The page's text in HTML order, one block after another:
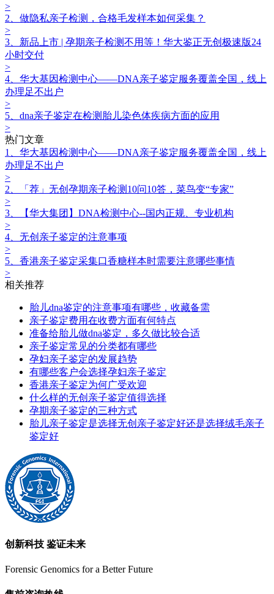
>
2、做隐私亲子检测，合格毛发样本如何采集？
>
3、新品上市 | 孕期亲子检测不用等！华大鉴正无创极速版24
小时交付
>
4、华大基因检测中心——DNA亲子鉴定服务覆盖全国，线上
办理足不出户
>
5、dna亲子鉴定在检测胎儿染色体疾病方面的应用
>
热门文章
1、华大基因检测中心——DNA亲子鉴定服务覆盖全国，线上
办理足不出户
>
2、「荐」无创孕期亲子检测10问10答，菜鸟变“专家”
>
3、【华大集团】DNA检测中心--国内正规、专业机构
>
4、无创亲子鉴定‍的注意事项
>
5、香港亲子鉴定采集口香糖样本时需要注意哪些事情
>
相关推荐
胎儿dna鉴定的注意事项有哪些，收藏备需
亲子鉴定费用在收费方面有何特点
准备给胎儿做dna鉴定，多久做比较合适
亲子鉴定常见的分类都有哪些
孕妇亲子鉴定的发展趋势
有哪些客户会选择孕妇亲子鉴定
香港亲子鉴定为何广受欢迎
什么样的无创亲子鉴定值得选择
孕期亲子鉴定的三种方式
胎儿亲子鉴定是选择无创亲子鉴定好还是选择绒毛亲子
鉴定好
创新科技 鉴证未来
Forensic Genomics for a Better Future